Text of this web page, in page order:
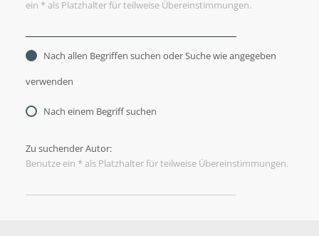
ein * als Platzhalter für teilweise Übereinstimmungen.
Nach allen Begriffen suchen oder Suche wie angegeben
verwenden
Nach einem Begriff suchen
Zu suchender Autor:
Benutze ein * als Platzhalter für teilweise Übereinstimmungen.